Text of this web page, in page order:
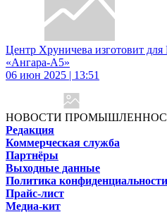
Центр Хруничева изготовит для
«Ангара-А5»
06 июн 2025 | 13:51
НОВОСТИ
Редакция
Коммерческая служба
Партнёры
Выходные данные
Политика конфиденциальности
Прайс-лист
Медиа-кит